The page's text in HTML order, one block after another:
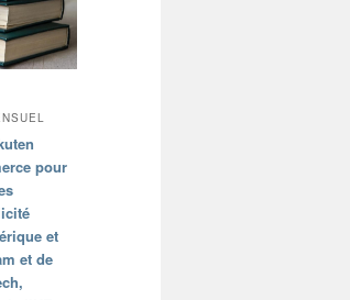
pour
et
et de